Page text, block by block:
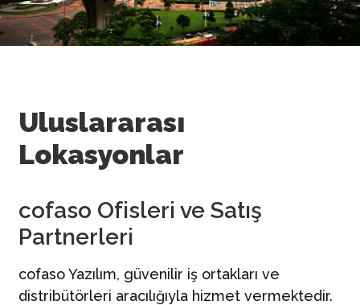
cofaso Yardım
cofaso Paketleri
İletişim
Türkçe | TR
Uluslararası
Lokasyonlar
cofaso Ofisleri ve Satış
Partnerleri
cofaso Yazılım, güvenilir iş ortakları ve
distribütörleri aracılığıyla hizmet vermektedir.